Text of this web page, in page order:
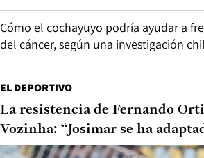
Cómo el cochayuyo podría ayudar a
del cáncer, según una investigación
EL DEPORTIVO
La resistencia de Fernando
Vozinha: “Josimar se ha